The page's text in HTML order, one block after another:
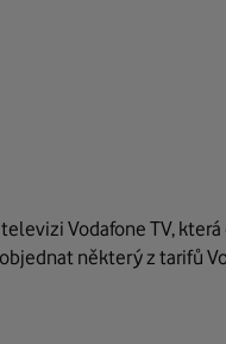
Vodafone TV, která
některý z tarifů